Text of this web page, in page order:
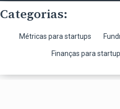
Categorias:
Métricas para startups
Finanças para